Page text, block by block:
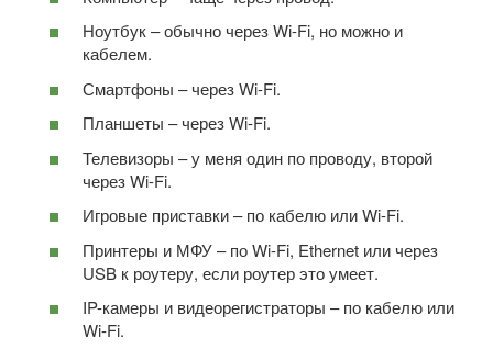
Ноутбук – обычно через Wi-Fi, но можно и
кабелем.
Смартфоны – через Wi-Fi.
Планшеты – через Wi-Fi.
Телевизоры – у меня один по проводу, второй
через Wi-Fi.
Игровые приставки – по кабелю или Wi-Fi.
Принтеры и МФУ – по Wi-Fi, Ethernet или через
USB к роутеру, если роутер это умеет.
IP-камеры и видеорегистраторы – по кабелю или
Wi-Fi.